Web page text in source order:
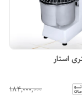
۱۸۴٬۰۰۰٬۰۰۰